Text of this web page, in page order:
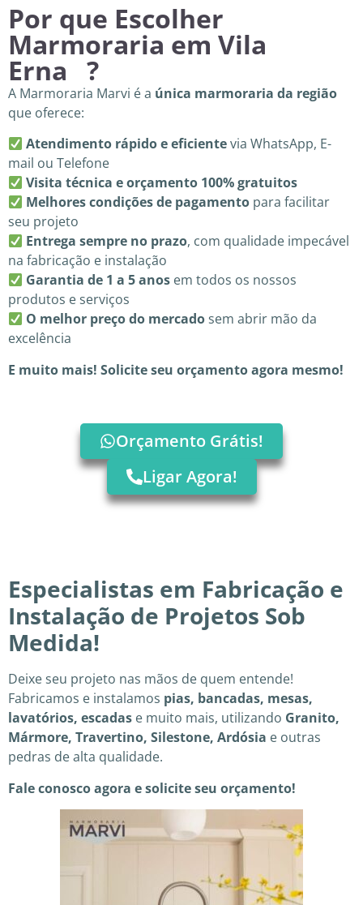
Por que Escolher
Marmoraria em Vila
Erna ?
A Marmoraria Marvi é a única marmoraria da região
que oferece:
Atendimento rápido e eficientevia WhatsApp, E-
mail ou Telefone
Visita técnica e orçamento 100% gratuitos
Melhores condições de pagamento para facilitar
seu projeto
Entrega sempre no prazo, com qualidade impecável
na fabricação e instalação
Garantia de 1 a 5 anos em todos os nossos
produtos e serviços
O melhor preço do mercadosem abrir mão da
excelência
E muito mais! Solicite seu orçamento agora mesmo!
Orçamento Grátis!
Ligar Agora!
Especialistas em Fabricação e
Instalação de Projetos Sob
Medida!
Deixe seu projeto nas mãos de quem entende!
Fabricamos e instalamos pias, bancadas, mesas,
lavatórios, escadas e muito mais, utilizando Granito,
Mármore, Travertino, Silestone, Ardósia e outras
pedras de alta qualidade.
Fale conosco agora e solicite seu orçamento!